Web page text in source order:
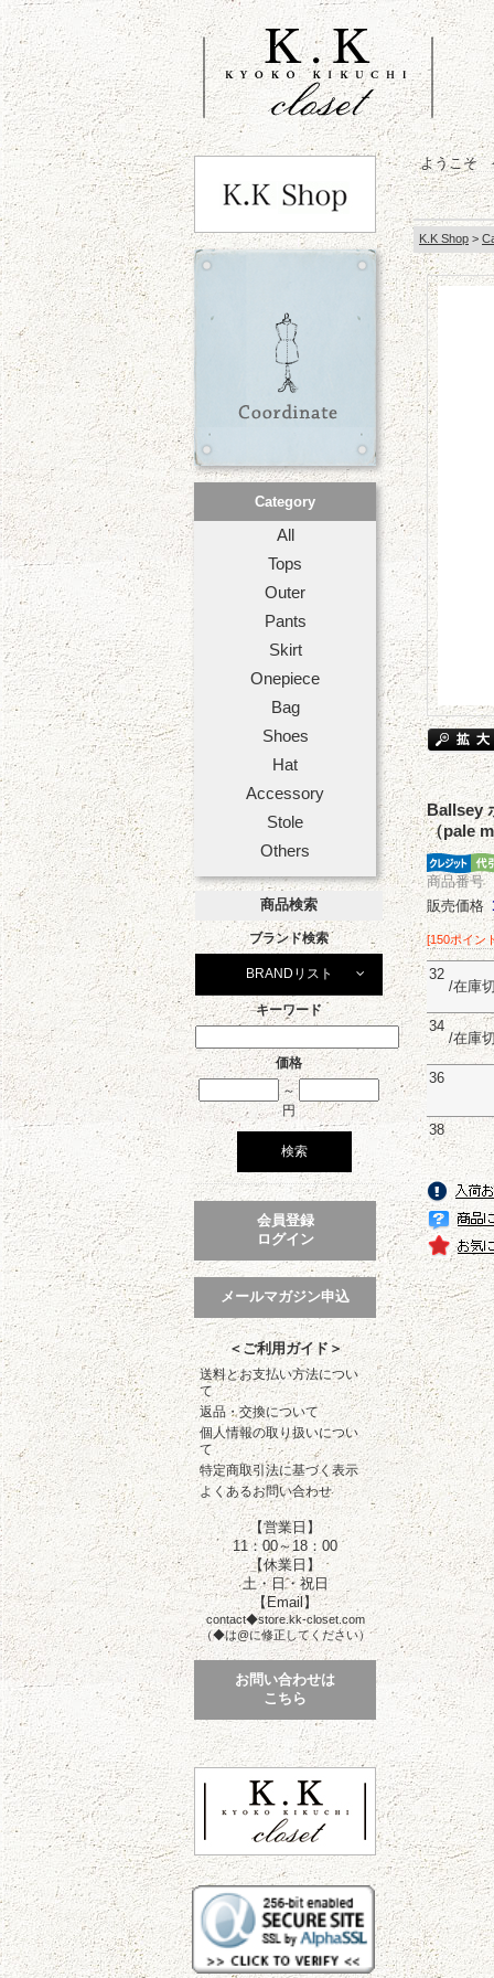
Category
All
Tops
Outer
Pants
Skirt
Onepiece
Bag
Shoes
Hat
Accessory
Stole
Others
商品検索
ブランド検索
BRANDリスト
キーワード
価格
～
円
会員登録
ログイン
メールマガジン申込
＜ご利用ガイド＞
送料とお支払い方法につい
て
返品・交換について
個人情報の取り扱いについ
て
特定商取引法に基づく表示
よくあるお問い合わせ
【営業日】
11：00～18：00
【休業日】
土・日・祝日
【Email】
contact◆store.kk-closet.com
（◆は@に修正してください）
お問い合わせは
こちら
ようこそ
K.K Shop >
Ballsey
（pale
商品番号
販売価格
[150ポイン
32
/在庫
34
/在庫
36
38